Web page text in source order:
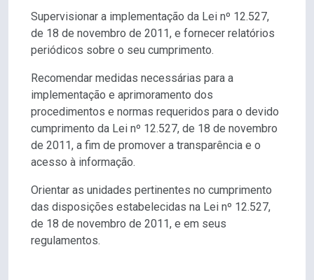
Supervisionar a implementação da Lei nº 12.527,
de 18 de novembro de 2011, e fornecer relatórios
periódicos sobre o seu cumprimento.
Recomendar medidas necessárias para a
implementação e aprimoramento dos
procedimentos e normas requeridos para o devido
cumprimento da Lei nº 12.527, de 18 de novembro
de 2011, a fim de promover a transparência e o
acesso à informação.
Orientar as unidades pertinentes no cumprimento
das disposições estabelecidas na Lei nº 12.527,
de 18 de novembro de 2011, e em seus
regulamentos.